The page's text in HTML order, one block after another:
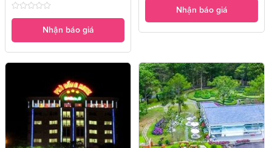
Nhận báo giá
Nhận báo giá